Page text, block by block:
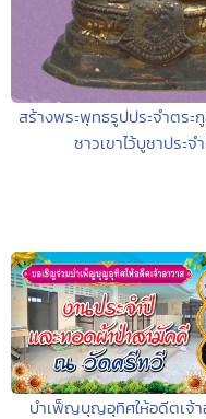
สร้างพระพุทธรูปประจำตระ
ชาวเขาไว้บูชาประจ
บำเพ็ญบุญอุทิศให้อดีตเจ้า